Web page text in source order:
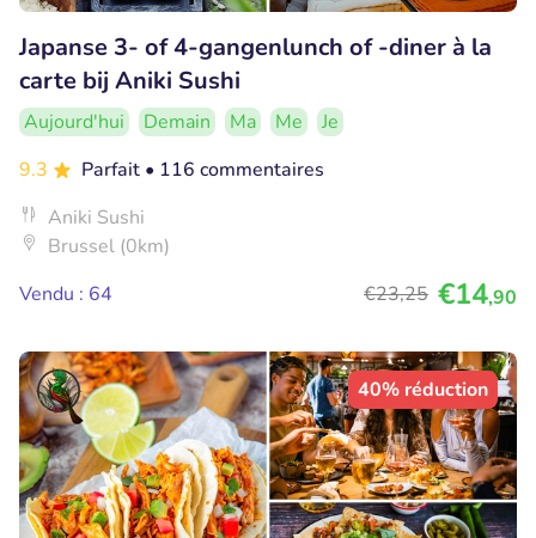
Japanse 3- of 4-gangenlunch of -diner à la
carte bij Aniki Sushi
Aujourd'hui Demain Ma Me
Je
9.3
Parfait • 116 commentaires
Aniki Sushi
Brussel (0km)
Vendu : 64
€23,25 €14,90
40% réduction